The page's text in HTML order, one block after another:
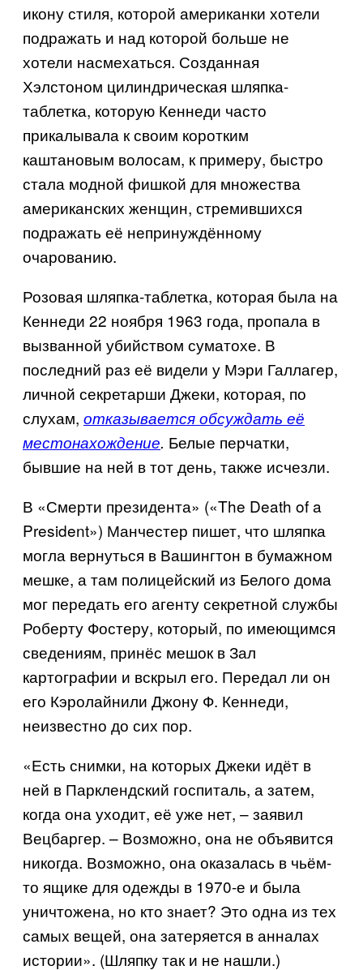
икону стиля, которой американки хотели
подражать и над которой больше не
хотели насмехаться. Созданная
Хэлстоном цилиндрическая шляпка-
таблетка, которую Кеннеди часто
прикалывала к своим коротким
каштановым волосам, к примеру, быстро
стала модной фишкой для множества
американских женщин, стремившихся
подражать её непринуждённому
очарованию.
Розовая шляпка-таблетка, которая была на
Кеннеди 22 ноября 1963 года, пропала в
вызванной убийством суматохе. В
последний раз её видели у Мэри Галлагер,
личной секретарши Джеки, которая, по
слухам, отказывается обсуждать её
местонахождение. Белые перчатки,
бывшие на ней в тот день, также исчезли.
В «Смерти президента» («The Death of a
President») Манчестер пишет, что шляпка
могла вернуться в Вашингтон в бумажном
мешке, а там полицейский из Белого дома
мог передать его агенту секретной службы
Роберту Фостеру, который, по имеющимся
сведениям, принёс мешок в Зал
картографии и вскрыл его. Передал ли он
его Кэролайнили Джону Ф. Кеннеди,
неизвестно до сих пор.
«Есть снимки, на которых Джеки идёт в
ней в Парклендский госпиталь, а затем,
когда она уходит, её уже нет, – заявил
Вецбаргер. – Возможно, она не объявится
никогда. Возможно, она оказалась в чьём-
то ящике для одежды в 1970-е и была
уничтожена, но кто знает? Это одна из тех
самых вещей, она затеряется в анналах
истории». (Шляпкутак и не нашли.)